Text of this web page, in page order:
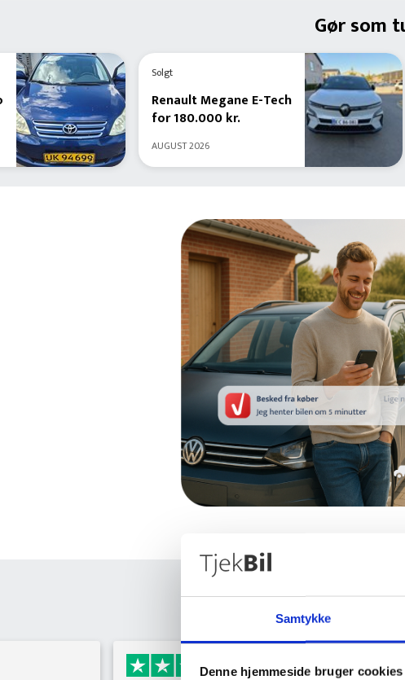
Samtykke
Denne hjemmeside bruger cookies
Gør som
Solgt
RenaultMegane E-Tech
for180.000 kr.
AUGUST 2026
Solgt